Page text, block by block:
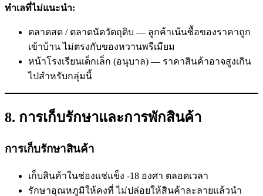
ทำเลที่ไม่แนะนำ:
ตลาดสด / ตลาดนัดวัตถุดิบ — ลูกค้าเน้นซื้อของราคาถูก
เข้าบ้าน ไม่ตรงกับของหวานพรีเมียม
หน้าโรงเรียนเด็กเล็ก (อนุบาล) — ราคาสินค้าอาจสูงเกิน
ไปสำหรับกลุ่มนี้
8. การเก็บรักษาและการพักสินค้า
การเก็บรักษาสินค้า
เก็บสินค้าในช่องแช่แข็ง -18 องศา ตลอดเวลา
รักษาอุณหภูมิให้คงที่ ไม่ปล่อยให้สินค้าละลายแล้วนำ